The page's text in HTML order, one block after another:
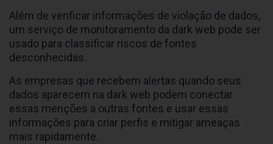
Além de verificar informações de violação de dados,
um serviço de monitoramento da dark web pode ser
usado para classificar riscos de fontes
desconhecidas.
As empresas que recebem alertas quando seus
dados aparecem na dark web podem conectar
essas menções a outras fontes e usar essas
informações para criar perfis e mitigar ameaças
mais rapidamente.